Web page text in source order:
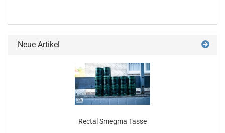
Neue Artikel
Rectal Smegma Tasse